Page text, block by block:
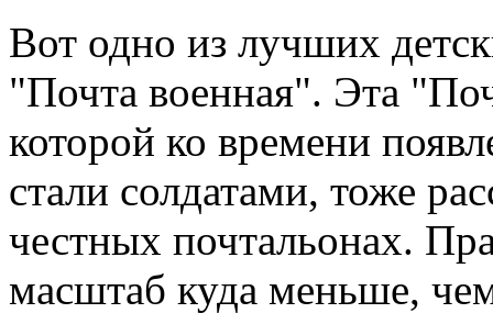
Вот одно из лучших
"Почта военная". Эта
которой ко времени
стали солдатами, тоже
честных почтальонах.
масштаб куда меньше,